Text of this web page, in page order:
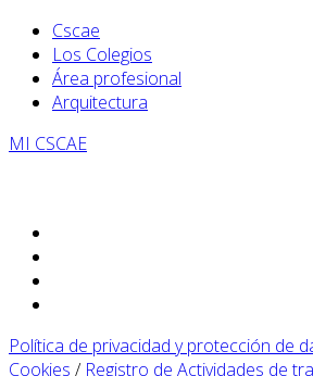
Cscae
Los Colegios
Área profesional
Arquitectura
MI CSCAE
Política de privacidad y protección de
Cookies / Registro de Actividades de